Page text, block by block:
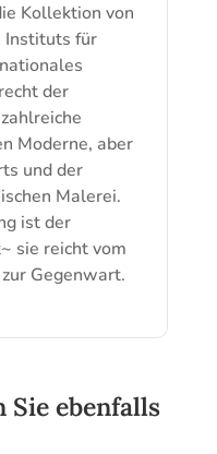
Kollektion von
Instituts für
der
Moderne, aber
und der
Malerei.
ist der
sie reicht vom
Gegenwart.
Sie ebenfalls